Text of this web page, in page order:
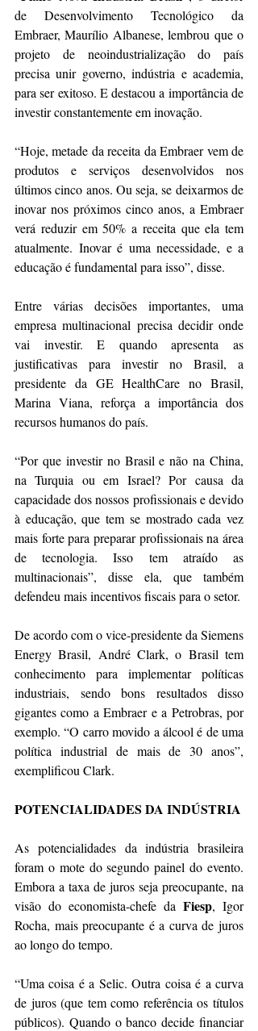
de Desenvolvimento Tecnológico da
Embraer, Maurílio Albanese, lembrou que o
projeto de neoindustrialização do país
precisa unir governo, indústria e academia,
para ser exitoso. E destacou a importância de
investir constantemente em inovação.
“Hoje, metade da receita da Embraer vem de
produtos e serviços desenvolvidos nos
últimos cinco anos. Ou seja, se deixarmos de
inovar nos próximos cinco anos, a Embraer
verá reduzir em 50% a receita que ela tem
atualmente. Inovar é uma necessidade, e a
educação é fundamental para isso”, disse.
Entre várias decisões importantes, uma
empresa multinacional precisa decidir onde
vai investir. E quando apresenta as
justificativas para investir no Brasil, a
presidente da GE HealthCare no Brasil,
Marina Viana, reforça a importância dos
recursos humanos do país.
“Por que investir no Brasil e não na China,
na Turquia ou em Israel? Por causa da
capacidade dos nossos profissionais e devido
à educação, que tem se mostrado cada vez
mais forte para preparar profissionais na área
de tecnologia. Isso tem atraído as
multinacionais”, disse ela, que também
defendeu mais incentivos fiscais para o setor.
De acordo com o vice-presidente da Siemens
Energy Brasil, André Clark, o Brasil tem
conhecimento para implementar políticas
industriais, sendo bons resultados disso
gigantes como a Embraer e a Petrobras, por
exemplo. “O carro movido a álcool é de uma
política industrial de mais de 30 anos”,
exemplificou Clark.
POTENCIALIDADES DA INDÚSTRIA
As potencialidades da indústria brasileira
foram o mote do segundo painel do evento.
Embora a taxa de juros seja preocupante, na
visão do economista-chefe da Fiesp, Igor
Rocha, mais preocupante é a curva de juros
ao longo do tempo.
“Uma coisa é a Selic. Outra coisa é a curva
de juros (que tem como referência os títulos
públicos). Quando o banco decide financiar